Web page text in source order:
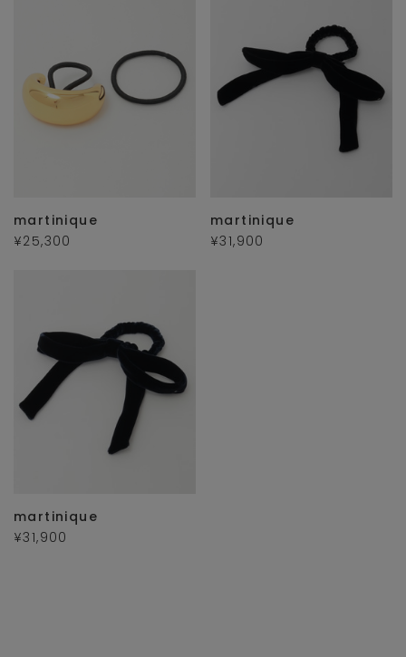
martinique
¥25,300
martinique
¥31,900
martinique
¥31,900